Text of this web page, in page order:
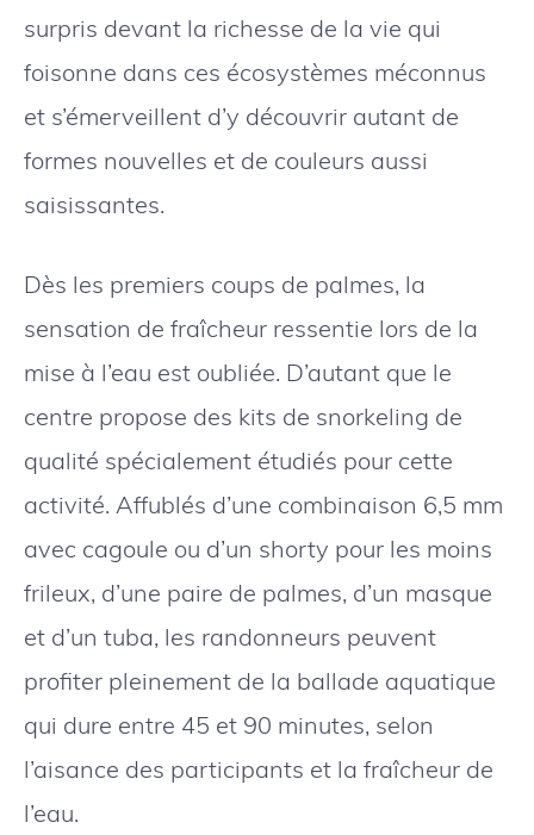
surpris devant la richesse de la vie qui
foisonne dans ces écosystèmes méconnus
et s’émerveillent d’y découvrir autant de
formes nouvelles et de couleurs aussi
saisissantes.
Dès les premiers coups de palmes, la
sensation de fraîcheur ressentie lors de la
mise à l’eau est oubliée. D’autant que le
centre propose des kits de snorkeling de
qualité spécialement étudiés pour cette
activité. Affublés d’une combinaison 6,5 mm
avec cagoule ou d’un shorty pour les moins
frileux, d’une paire de palmes, d’un masque
et d’un tuba, les randonneurs peuvent
profiter pleinement de la ballade aquatique
qui dure entre 45 et 90 minutes, selon
l’aisance des participants et la fraîcheur de
l’eau.